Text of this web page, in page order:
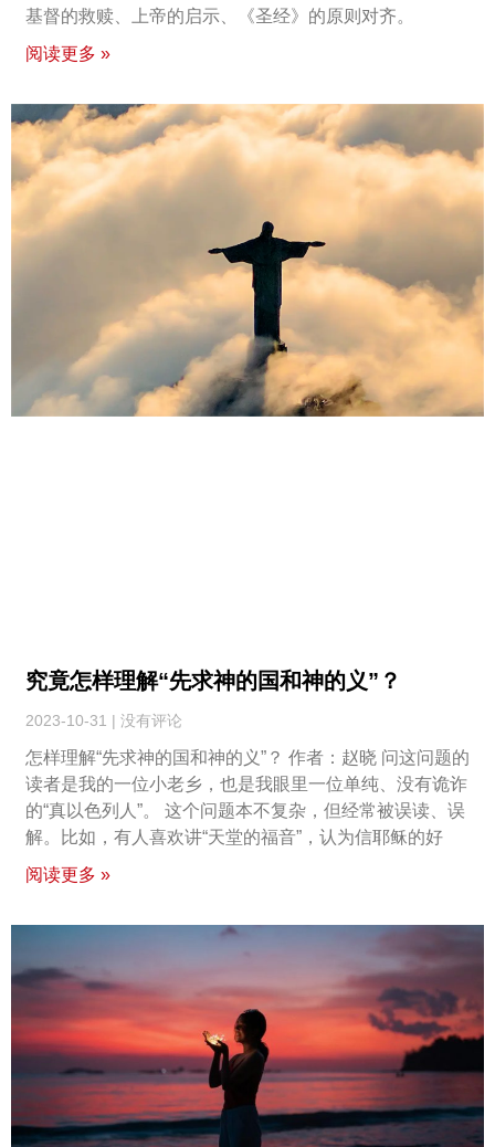
基督的救赎、上帝的启示、《圣经》的原则对齐。
阅读更多 »
究竟怎样理解“先求神的国和神的义”？
2023-10-31 没有评论
怎样理解“先求神的国和神的义”？ 作者：赵晓 问这问题的
读者是我的一位小老乡，也是我眼里一位单纯、没有诡诈
的“真以色列人”。 这个问题本不复杂，但经常被误读、误
解。比如，有人喜欢讲“天堂的福音”，认为信耶稣的好
阅读更多 »